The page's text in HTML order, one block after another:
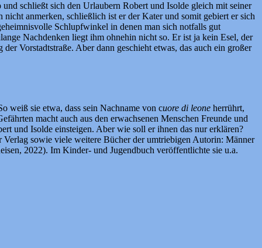
und schließt sich den Urlaubern Robert und Isolde gleich mit seiner
anmerken, schließlich ist er der Kater und somit gebiert er sich
Schlupfwinkel in denen man sich notfalls gut
Nachdenken liegt ihm ohnehin nicht so. Er ist ja kein Esel, der
Vorstadtstraße. Aber dann geschieht etwas, das auch ein großer
weiß sie etwa, dass sein Nachname von cuore di leone herrührt,
macht auch aus den erwachsenen Menschen Freunde und
und Isolde einsteigen. Aber wie soll er ihnen das nur erklären?
sowie viele weitere Bücher der umtriebigen Autorin: Männer
2022). Im Kinder- und Jugendbuch veröffentlichte sie u.a.